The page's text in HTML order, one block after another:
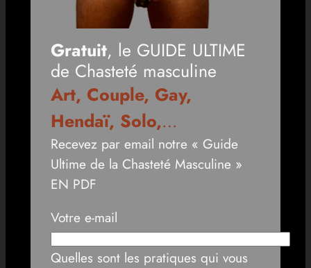
Gratuit, le GUIDE ULTIME
de Chasteté masculine
Art, Couple, Gay,
Hendaï, Solo,…
Recevez par email notre « Guide
Ultime de la Chasteté Masculine »
EN PDF
Votre e-mail
Quelles sont les pratiques qui vous